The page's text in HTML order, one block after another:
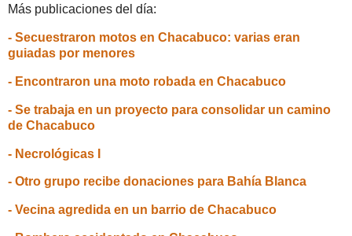
Más publicaciones del día:
- Secuestraron motos en Chacabuco: varias eran
guiadas por menores
- Encontraron una moto robada en Chacabuco
- Se trabaja en un proyecto para consolidar un camino
de Chacabuco
- Necrológicas I
- Otro grupo recibe donaciones para Bahía Blanca
- Vecina agredida en un barrio de Chacabuco